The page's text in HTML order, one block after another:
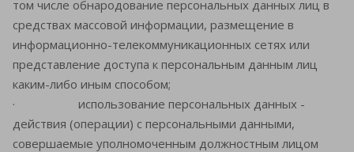
том числе обнародование персональных данных лиц в
средствах массовой информации, размещение в
информационно-телекоммуникационных сетях или
представление доступа к персональным данным лиц
каким-либо иным способом;
· использование персональных данных -
действия (операции) с персональными данными,
совершаемые уполномоченным должностным лицом